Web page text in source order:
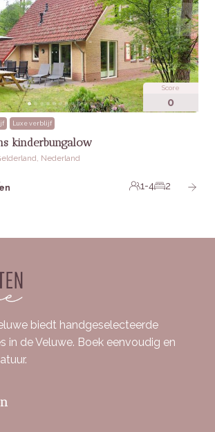
Score
0
Luxe verblijf
kinderbungalow
Nederland
1-4 2
biedt handgeselecteerde
in de Veluwe. Boek eenvoudig en